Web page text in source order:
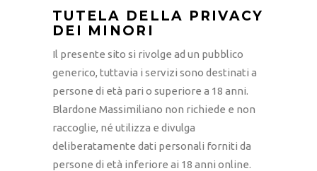
TUTELA DELLA PRIVACY
DEI MINORI
Il presente sito si rivolge ad un pubblico
generico, tuttavia i servizi sono destinati a
persone di età pari o superiore a 18 anni.
Blardone Massimiliano non richiede e non
raccoglie, né utilizza e divulga
deliberatamente dati personali forniti da
persone di età inferiore ai 18 anni online.